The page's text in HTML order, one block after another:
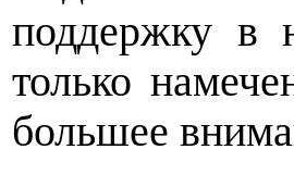
поддержку в
только
большее